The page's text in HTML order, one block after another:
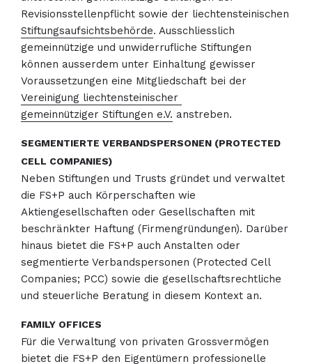
Revisionsstellenpflicht sowie der liechtensteinischen
Stiftungsaufsichtsbehörde. Ausschliesslich
gemeinnützige und unwiderrufliche Stiftungen
können ausserdem unter Einhaltung gewisser
Voraussetzungen eine Mitgliedschaft bei der
Vereinigung liechtensteinischer
gemeinnütziger Stiftungen e.V. anstreben.
SEGMENTIERTE VERBANDSPERSONEN (PROTECTED
CELL COMPANIES)
Neben Stiftungen und Trusts gründet und verwaltet
die FS+P auch Körperschaften wie
Aktiengesellschaften oder Gesellschaften mit
beschränkter Haftung (Firmengründungen). Darüber
hinaus bietet die FS+P auch Anstalten oder
segmentierte Verbandspersonen (Protected Cell
Companies; PCC) sowie die gesellschaftsrechtliche
und steuerliche Beratung in diesem Kontext an.
FAMILY OFFICES
Für die Verwaltung von privaten Grossvermögen
bietet die FS+P den Eigentümern professionelle